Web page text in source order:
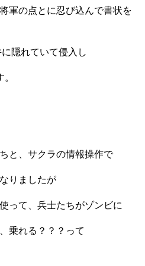
軍の点とに忍び込んで書状を
隠れていて侵入し
と、サクラの情報操作で
りましたが
って、兵士たちがゾンビに
乗れる？？？って